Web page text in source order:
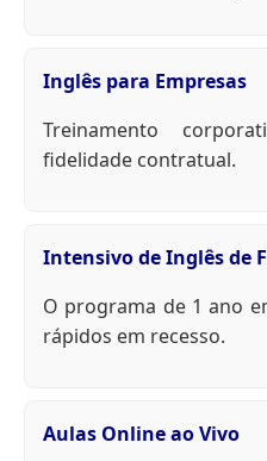
Inglês para Empresas
Treinamento
fidelidade contratual.
Intensivo de Inglês de
O programa de 1 ano
rápidos em recesso.
Aulas Online ao Vivo